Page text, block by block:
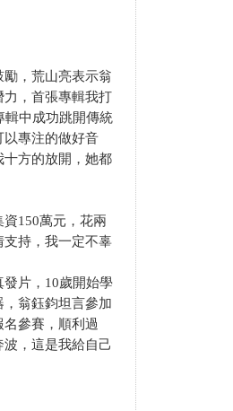
，荒山亮表示翁
，首張專輯我打
輯中成功跳開傳統
以專注的做好音
方的放開，她都
150萬元，花兩
持，我一定不辜
片，10歲開始學
翁鈺鈞坦言參加
參賽，順利過
，這是我給自己